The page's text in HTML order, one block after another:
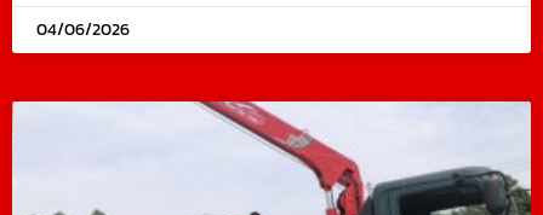
04/06/2026